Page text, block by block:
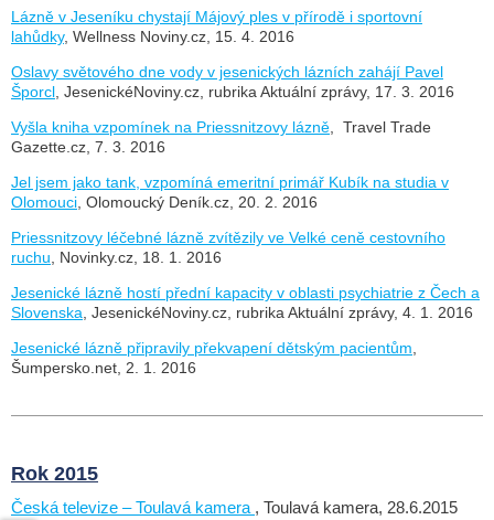
Lázně v Jeseníku chystají Májový ples v přírodě i sportovní
lahůdky, Wellness Noviny.cz, 15. 4. 2016
Oslavy světového dne vody v jesenických lázních zahájí Pavel
Šporcl , JesenickéNoviny.cz, rubrika Aktuální zprávy, 17. 3. 2016
Vyšla kniha vzpomínek na Priessnitzovy lázně , Travel Trade
Gazette.cz, 7. 3. 2016
Jel jsem jako tank, vzpomíná emeritní primář Kubík na studia v
Olomouci , Olomoucký Deník.cz, 20. 2. 2016
Priessnitzovy léčebné lázně zvítězily ve Velké ceně cestovního
ruchu , Novinky.cz, 18. 1. 2016
Jesenické lázně hostí přední kapacity v oblasti psychiatrie z Čech a
Slovenska , JesenickéNoviny.cz, rubrika Aktuální zprávy, 4. 1. 2016
Jesenické lázně připravily překvapení dětským pacientům
Šumpersko.net, 2. 1. 2016
Rok 2015
Česká televize – Toulavá kamera , Toulavá kamera, 28.6.2015